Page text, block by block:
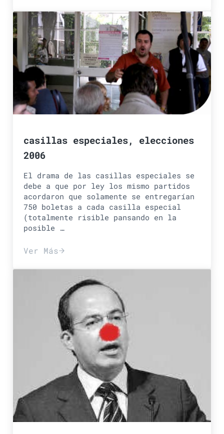
casillas especiales, elecciones
2006
El drama de las casillas especiales se
debe a que por ley los mismo partidos
acordaron que solamente se entregarían
750 boletas a cada casilla especial
(totalmente risible pansando en la
posible …
Ver Máscasillas especiales, elecciones 2006